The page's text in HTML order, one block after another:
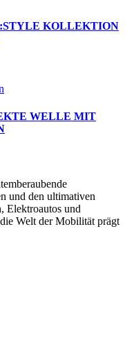
KOLLEKTION
WELLE MIT
und den ultimativen
Elektroautos und
Welt der Mobilität prägt